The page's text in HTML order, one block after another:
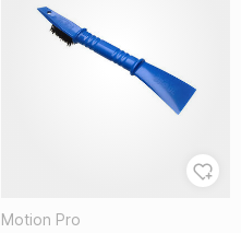
Motion Pro